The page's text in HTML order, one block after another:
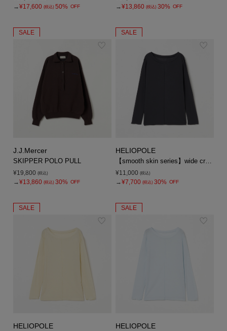
→¥17,600 (税込) 50% OFF →¥13,860 (税込) 30% OFF
SALE
J.J.Mercer
SKIPPER POLO PULL
¥19,800 (税込)
→¥13,860 (税込) 30% OFF
SALE
HELIOPOLE
【smooth skin series】wide crew neck
¥11,000 (税込)
→¥7,700 (税込) 30% OFF
SALE
HELIOPOLE
SALE
HELIOPOLE